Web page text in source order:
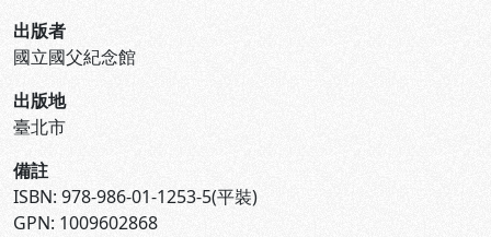
出版者
國立國父紀念館
出版地
臺北市
備註
ISBN: 978-986-01-1253-5(平裝)
GPN: 1009602868